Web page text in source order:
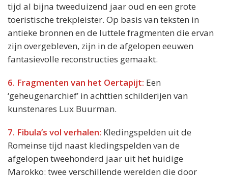
tijd al bijna tweeduizend jaar oud en een grote
toeristische trekpleister. Op basis van teksten in
antieke bronnen en de luttele fragmenten die ervan
zijn overgebleven, zijn in de afgelopen eeuwen
fantasievolle reconstructies gemaakt.
6. Fragmenten van het Oertapijt: Een
‘geheugenarchief’ in achttien schilderijen van
kunstenares Lux Buurman.
7. Fibula’s vol verhalen: Kledingspelden uit de
Romeinse tijd naast kledingspelden van de
afgelopen tweehonderd jaar uit het huidige
Marokko: twee verschillende werelden die door